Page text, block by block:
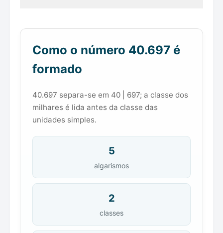
Como o número 40.697 é
formado
40.697 separa-se em 40 | 697; a classe dos
milhares é lida antes da classe das
unidades simples.
5
algarismos
2
classes